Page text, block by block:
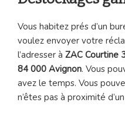
Vous habitez prés d’un
voulez envoyer votre
l’adresser à ZAC Courtine
84 000 Avignon. Vous
avez le temps. Vous
n’êtes pas à proximité